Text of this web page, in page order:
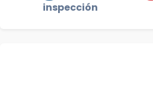
inspección